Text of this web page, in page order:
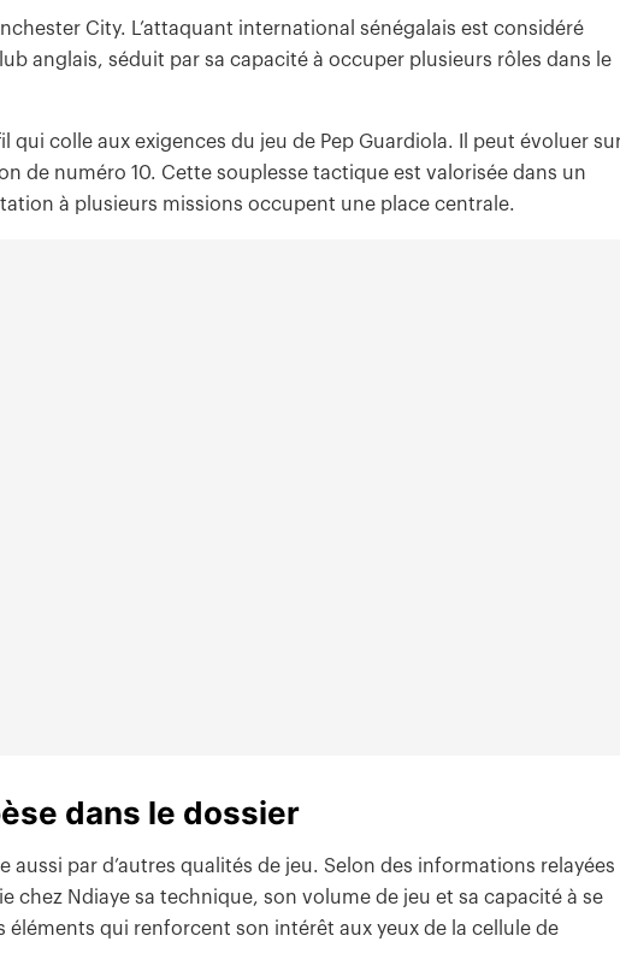
City. L’attaquant international sénégalais est considéré
anglais, séduit par sa capacité à occuper plusieurs rôles dans le
qui colle aux exigences du jeu de Pep Guardiola. Il peut évoluer
de numéro 10. Cette souplesse tactique est valorisée dans un
à plusieurs missions occupent une place centrale.
dans le dossier
aussi par d’autres qualités de jeu. Selon des informations relayées
chez Ndiaye sa technique, son volume de jeu et sa capacité à se
éléments qui renforcent son intérêt aux yeux de la cellule de